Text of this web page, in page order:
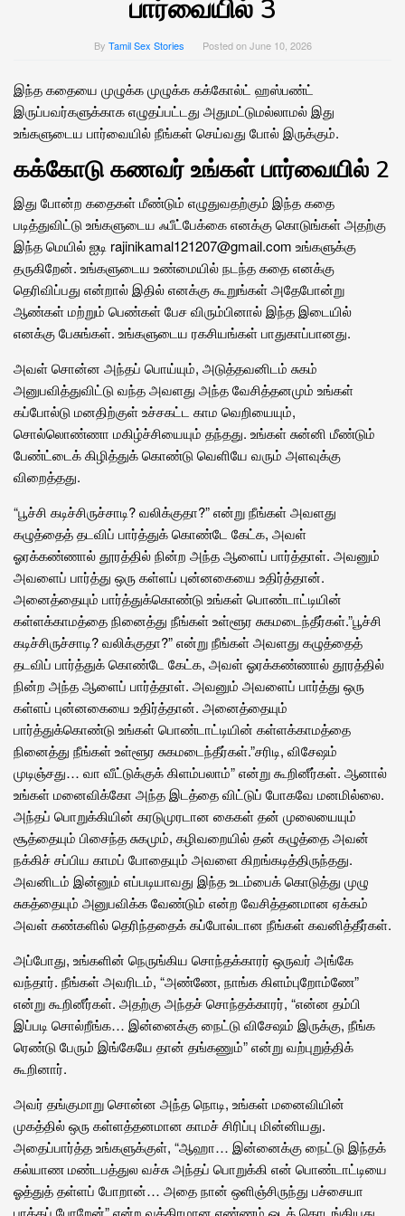
பார்வையில் 3
By Tamil Sex Stories Posted onJune 10, 2026
இந்த கதையை முழுக்க முழுக்க கக்கோல்ட் ஹஸ்பண்ட்
இருப்பவர்களுக்காக எழுதப்பட்டது அதுமட்டுமல்லாமல் இது
உங்களுடைய பார்வையில் நீங்கள் செய்வது போல் இருக்கும்.
கக்கோடு கணவர் உங்கள் பார்வையில் 2
இது போன்ற கதைகள் மீண்டும் எழுதுவதற்கும் இந்த கதை
படித்துவிட்டு உங்களுடைய ஃபீட்பேக்கை எனக்கு கொடுங்கள் அதற்கு
இந்த மெயில் ஐடி rajinikamal121207@gmail.com உங்களுக்கு
தருகிறேன். உங்களுடைய உண்மையில் நடந்த கதை எனக்கு
தெரிவிப்பது என்றால் இதில் எனக்கு கூறுங்கள் அதேபோன்று
ஆண்கள் மற்றும் பெண்கள் பேச விரும்பினால் இந்த இடையில்
எனக்கு பேசுங்கள். உங்களுடைய ரகசியங்கள் பாதுகாப்பானது.
அவள் சொன்ன அந்தப் பொய்யும், அடுத்தவனிடம் சுகம்
அனுபவித்துவிட்டு வந்த அவளது அந்த வேசித்தனமும் உங்கள்
கப்போல்டு மனதிற்குள் உச்சகட்ட காம வெறியையும்,
சொல்லொண்ணா மகிழ்ச்சியையும் தந்தது. உங்கள் சுன்னி மீண்டும்
பேண்ட்டைக் கிழித்துக் கொண்டு வெளியே வரும் அளவுக்கு
விறைத்தது.
“பூச்சி கடிச்சிருச்சாடி? வலிக்குதா?” என்று நீங்கள் அவளது
கழுத்தைத் தடவிப் பார்த்துக் கொண்டே கேட்க, அவள்
ஓரக்கண்ணால் தூரத்தில் நின்ற அந்த ஆளைப் பார்த்தாள். அவனும்
அவளைப் பார்த்து ஒரு கள்ளப் புன்னகையை உதிர்த்தான்.
அனைத்தையும் பார்த்துக்கொண்டு உங்கள் பொண்டாட்டியின்
கள்ளக்காமத்தை நினைத்து நீங்கள் உள்ளூர சுகமடைந்தீர்கள்.”பூச்சி
கடிச்சிருச்சாடி? வலிக்குதா?” என்று நீங்கள் அவளது கழுத்தைத்
தடவிப் பார்த்துக் கொண்டே கேட்க, அவள் ஓரக்கண்ணால் தூரத்தில்
நின்ற அந்த ஆளைப் பார்த்தாள். அவனும் அவளைப் பார்த்து ஒரு
கள்ளப் புன்னகையை உதிர்த்தான். அனைத்தையும்
பார்த்துக்கொண்டு உங்கள் பொண்டாட்டியின் கள்ளக்காமத்தை
நினைத்து நீங்கள் உள்ளூர சுகமடைந்தீர்கள்.”சரிடி, விசேஷம்
முடிஞ்சது… வா வீட்டுக்குக் கிளம்பலாம்” என்று கூறினீர்கள். ஆனால்
உங்கள் மனைவிக்கோ அந்த இடத்தை விட்டுப் போகவே மனமில்லை.
அந்தப் பொறுக்கியின் கரடுமுரடான கைகள் தன் முலையையும்
சூத்தையும் பிசைந்த சுகமும், கழிவறையில் தன் கழுத்தை அவன்
நக்கிச் சப்பிய காமப் போதையும் அவளை கிறங்கடித்திருந்தது.
அவனிடம் இன்னும் எப்படியாவது இந்த உடம்பைக் கொடுத்து முழு
சுகத்தையும் அனுபவிக்க வேண்டும் என்ற வேசித்தனமான ஏக்கம்
அவள் கண்களில் தெரிந்ததைக் கப்போல்டான நீங்கள் கவனித்தீர்கள்.
அப்போது, உங்களின் நெருங்கிய சொந்தக்காரர் ஒருவர் அங்கே
வந்தார். நீங்கள் அவரிடம், “அண்ணே, நாங்க கிளம்புறோம்ணே”
என்று கூறினீர்கள். அதற்கு அந்தச் சொந்தக்காரர், “என்ன தம்பி
இப்படி சொல்றீங்க… இன்னைக்கு நைட்டு விசேஷம் இருக்கு, நீங்க
ரெண்டு பேரும் இங்கேயே தான் தங்கணும்” என்று வற்புறுத்திக்
கூறினார்.
அவர் தங்குமாறு சொன்ன அந்த நொடி, உங்கள் மனைவியின்
முகத்தில் ஒரு கள்ளத்தனமான காமச் சிரிப்பு மின்னியது.
அதைப்பார்த்த உங்களுக்குள், “ஆஹா… இன்னைக்கு நைட்டு இந்தக்
கல்யாண மண்டபத்துல வச்சு அந்தப் பொறுக்கி என் பொண்டாட்டியை
ஓத்துத் தள்ளப் போறான்… அதை நான் ஒளிஞ்சிருந்து பச்சையா
பாக்கப் போறேன்” என்ற வக்கிரமான எண்ணம் ஓடத் தொடங்கியது.